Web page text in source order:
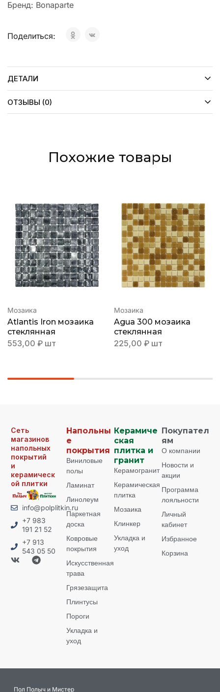
Бренд: Bonaparte
Поделиться:
ДЕТАЛИ
ОТЗЫВЫ (0)
Похожие товары
Мозаика
Atlantis Iron мозаика
стеклянная
553,00 ₽ шт
Мозаика
Agua 300 мозаика
стеклянная
225,00 ₽ шт
Сеть
магазинов
напольных
покрытий
и
керамическ
ой плитки
info@polplitkin.ru
+7 983
191 21 52
+7 913
543 05 50
Напольны
е
покрытия
Виниловые
полы
Ламинат
Линолеум
Паркетная
доска
Ковровые
покрытия
Искусственная
трава
Грязезащита
Плинтусы
Пороги
Укладка и
уход
Керамиче
ская
плитка и
гранит
Керамогранит
Керамическая
плитка
Мозаика
Клинкер
Укладка и
уход
Покупател
ям
О компании
Новости и
акции
Программа
лояльности
Личный
кабинет
Избранное
Корзина
Пол Полыч и Мистер